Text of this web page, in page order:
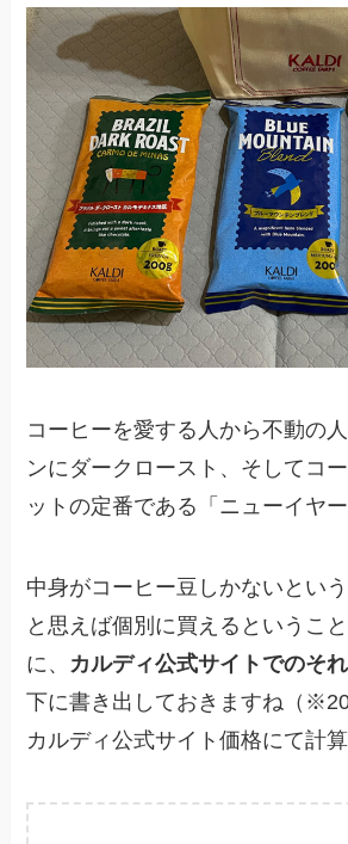
コーヒーを愛する人から不動の
ンにダークロースト、そしてコ
ットの定番である「ニューイヤー
中身がコーヒー豆しかないとい
と思えば個別に買えるというこ
に、 カルディ公式サイトでのそ
下に書き出しておきますね（
カルディ公式サイト価格にて計算